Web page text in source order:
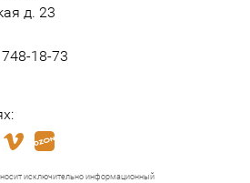
д. 23
18-73
исключительно информационный